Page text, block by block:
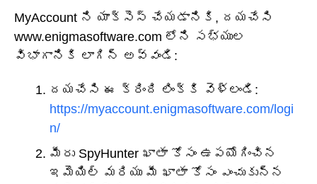
MyAccount ని యాక్సెస్ చేయడానికి, దయచేసి
www.enigmasoftware.com లోని సభ్యుల
విభాగానికి లాగిన్ అవ్వండి:
దయచేసి ఈ క్రింది లింక్‌కి వెళ్లండి:
https://myaccount.enigmasoftware.com/logi
n/
మీరు SpyHunter ఖాతా కోసం ఉపయోగించిన
ఇమెయిల్ మరియు మీ ఖాతా కోసం ఎంచుకున్న